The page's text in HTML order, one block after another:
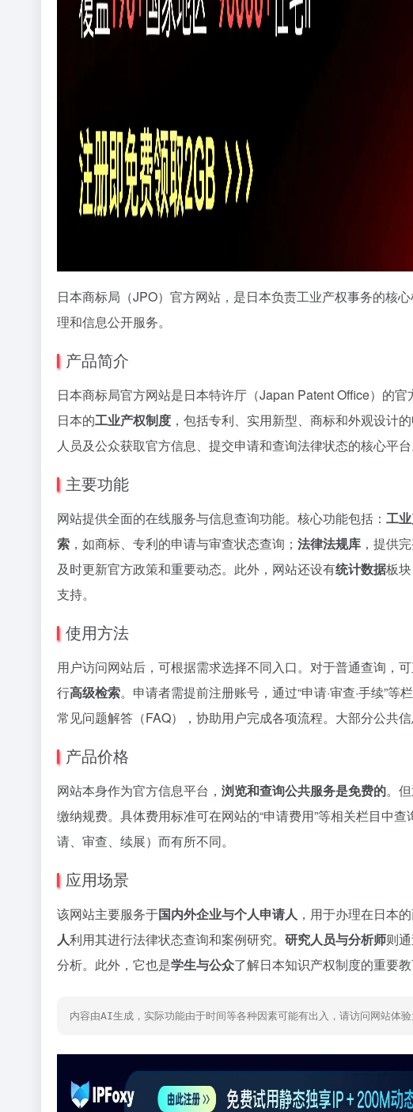
日本商标局（JPO）官方网站，是日本负责工业产权事务的核
理和信息公开服务。
产品简介
日本商标局官方网站是日本特许厅（Japan Patent Office）的
日本的工业产权制度 ，包括专利、实用新型、商标和外观设计
人员及公众获取官方信息、提交申请和查询法律状态的核心平台
主要功能
网站提供全面的在线服务与信息查询功能。核心功能包括： 工
索 ，如商标、专利的申请与审查状态查询； 法律法规库 ，提供
及时更新官方政策和重要动态。此外，网站还设有统计数据板
支持。
使用方法
用户访问网站后，可根据需求选择不同入口。对于普通查询，
行高级检索。申请者需提前注册账号，通过“申请·审查·手续”
常见问题解答（FAQ），协助用户完成各项流程。大部分公共
产品价格
网站本身作为官方信息平台， 浏览和查询公共服务是免费的。
缴纳规费。具体费用标准可在网站的“申请费用”等相关栏目中
请、审查、续展）而有所不同。
应用场景
该网站主要服务于国内外企业与个人申请人 ，用于办理在日本
人利用其进行法律状态查询和案例研究。 研究人员与分析师则
分析。此外，它也是学生与公众了解日本知识产权制度的重要教
内容由AI生成，实际功能由于时间等各种因素可能有出入，请访问网站体